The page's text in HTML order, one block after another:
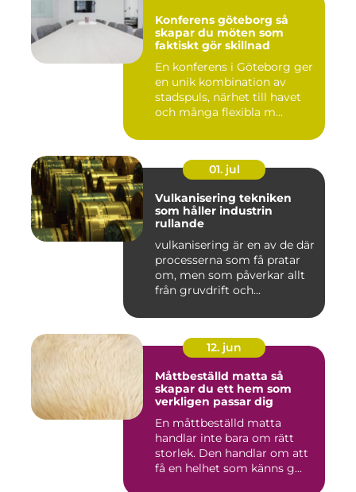
Konferens göteborg så
skapar du möten som
faktiskt gör skillnad
En konferens i Göteborg ger
en unik kombination av
stadspuls, närhet till havet
och många flexibla m...
01. jul
Vulkanisering tekniken
som håller industrin
rullande
vulkanisering är en av de där
processerna som få pratar
om, men som påverkar allt
från gruvdrift och...
12. jun
Måttbeställd matta så
skapar du ett hem som
verkligen passar dig
En måttbeställd matta
handlar inte bara om rätt
storlek. Den handlar om att
få en helhet som känns g...